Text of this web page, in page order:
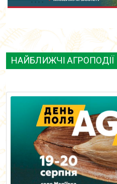
НАЙБЛИЖЧІ АГРОПОДІЇ